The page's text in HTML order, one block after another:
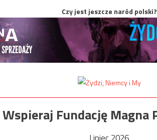
Czy jest jeszcze naród polski?
Wspieraj Fundację Magna